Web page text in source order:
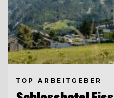
TOP ARBEITGEBER